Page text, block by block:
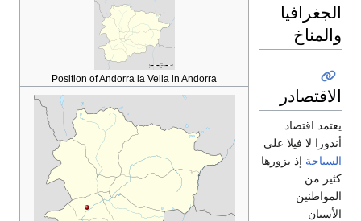
Position of Andorra la Vella in Andorra
الجغرافيا
والمناخ
الاقتصادر
يعتمد اقتصاد
أندورا لا فيلا على
السياحة إذ يزورها
كثير من
المواطنين
الأسبان